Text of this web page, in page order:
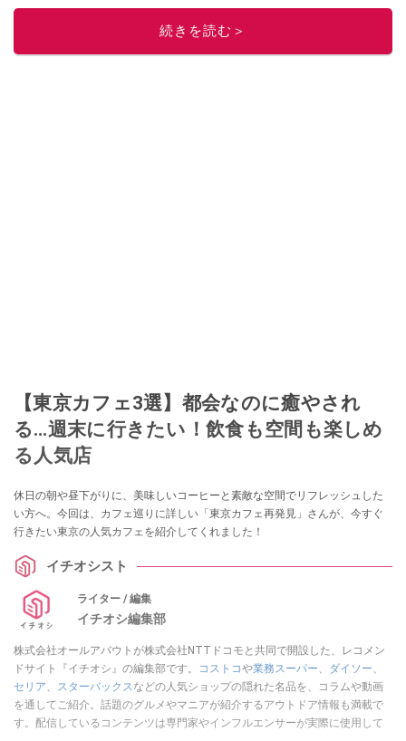
このイチオシストの他の記事を読む
続きを読む＞
【東京カフェ3選】都会なのに癒やされ
る…週末に行きたい！飲食も空間も楽しめ
る人気店
休日の朝や昼下がりに、美味しいコーヒーと素敵な空間でリフレッシュした
い方へ。今回は、カフェ巡りに詳しい「東京カフェ再発見」さんが、今すぐ
行きたい東京の人気カフェを紹介してくれました！
イチオシスト
ライター / 編集
イチオシ編集部
株式会社オールアバウトが株式会社NTTドコモと共同で開設した、レコメン
ドサイト『イチオシ』の編集部です。
コストコや業務スーパー、 ダイソー、
セリア、 スターバックスなどの人気ショップの隠れた名品を、コラムや動画
を通してご紹介。話題のグルメやマニアが紹介するアウトドア情報も満載で
す。配信しているコンテンツは専門家やインフルエンサーが実際に使用して